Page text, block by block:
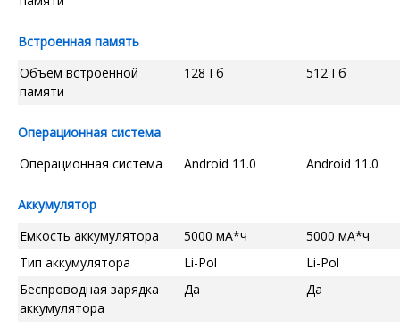
Встроенная память
Объём встроенной
памяти
128 Гб 512 Гб
Операционная система
Операционная система
Android 11.0 Android 11.0
Аккумулятор
Емкость аккумулятора
5000 мА*ч
5000 мА*ч
Тип аккумулятора
Li-Pol
Li-Pol
Беспроводная зарядка
аккумулятора
Да Да